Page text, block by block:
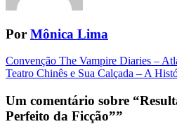
Por Mônica Lima
Navegação
da
Postagem
Convenção The Vampire Diaries –
Teatro Chinês e Sua Calçada – A
Um comentário sobre “
Perfeito da Ficção””